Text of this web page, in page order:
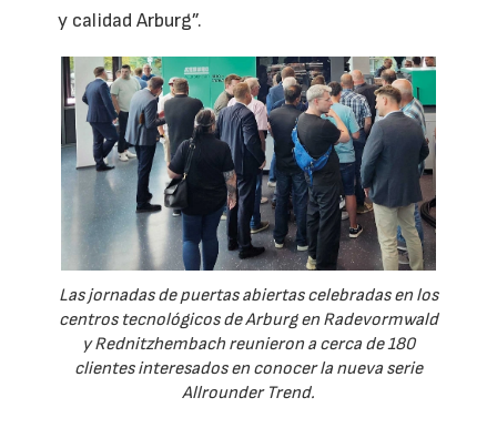
y calidad Arburg”.
Las jornadas de puertas abiertas celebradas en los
centros tecnológicos de Arburg en Radevormwald
y Rednitzhembach reunieron a cerca de 180
clientes interesados en conocer la nueva serie
Allrounder Trend.